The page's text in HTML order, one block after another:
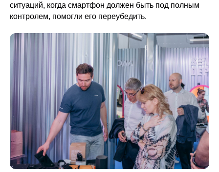
ситуаций, когда смартфон должен быть под полным
контролем, помогли его переубедить.